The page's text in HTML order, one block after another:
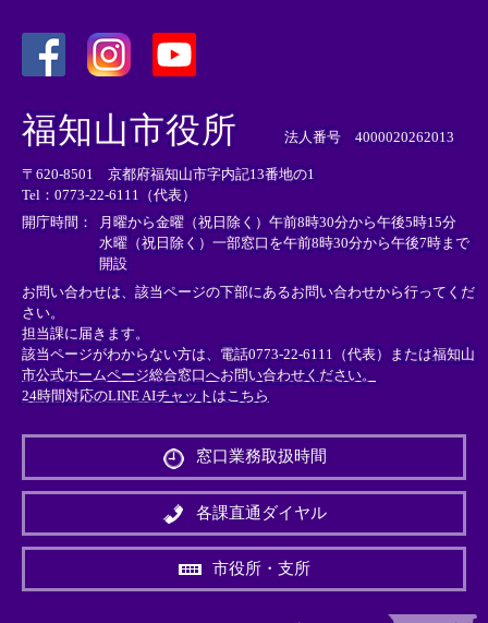
外
部
リ
ン
ク
＞
外
リ
ン
ク
＞
外
部
ン
ク
＞
福知山市役所 法人番号 4000020262013
〒620-8501 京都府福知山市字内記13番地の1
Tel：0773-22-6111（代表）
開庁時間：
月曜から金曜（祝日除く）午前8時30分から午後5時15分
水曜（祝日除く）一部窓口を午前8時30分から午後7時まで
開設
お問い合わせは、該当ページの下部にあるお問い合わせから行ってくだ
さい。
担当課に届きます。
該当ページがわからない方は、電話0773-22-6111（代表）または福知山
市公式ホームページ総合窓口へお問い合わせください。
24時間対応のLINE AIチャットはこちら
外
リ
ン
＞
窓口業務取扱時間
各課直通ダイヤル
市役所・支所